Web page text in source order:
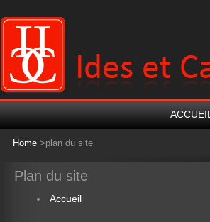
ACCUEIL
Home >plan du site
Plan du site
Accueil